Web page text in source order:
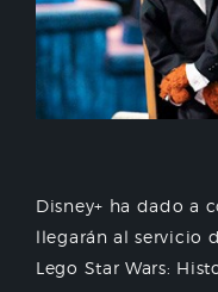
Disney+ ha dado a
llegarán al servicio
Lego Star Wars: